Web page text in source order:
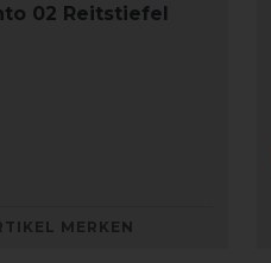
02 Reitstiefel
MERKEN